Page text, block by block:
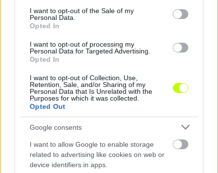
consent section.
I want to opt-out of the Sale of my
Personal Data.
Opted In
I want to opt-out of processing my
Personal Data for Targeted Advertising.
Opted In
I want to opt-out of Collection, Use,
Retention, Sale, and/or Sharing of my
Personal Data that Is Unrelated with the
Purposes for which it was collected.
Opted Out
Google consents
I want to allow Google to enable storage
related to advertising like cookies on web or
device identifiers in apps.
A Villarreal vezérigazgatója elárulta, ezért igazolták le
Gulácsi Pétert
A magyar kapus új kihívást keresett, Spanyolországban pedig